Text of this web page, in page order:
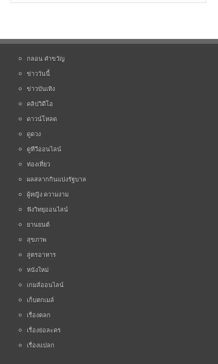
กลอน คำขวัญ
ข่าววันนี้
ข่าวบันเทิง
คลิปวิดีโอ
ดาวน์โหลด
ดูดวง
ดูทีวีออนไลน์
ท่องเที่ยว
ผลสลากกินแบ่งรัฐบาล
ผู้หญิง ความงาม
ฟังวิทยุออนไลน์
ยานยนต์
สุขภาพ
สูตรอาหาร
หนังใหม่
เกมส์ออนไลน์
เก็บตกเมล์
เรื่องตลก
เรื่องย่อละคร
เรื่องแปลก